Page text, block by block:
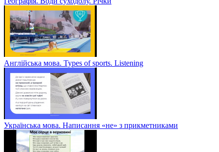
Англійська мова. Types of sports. Listening
Українська мова. Написання «не» з прикметниками